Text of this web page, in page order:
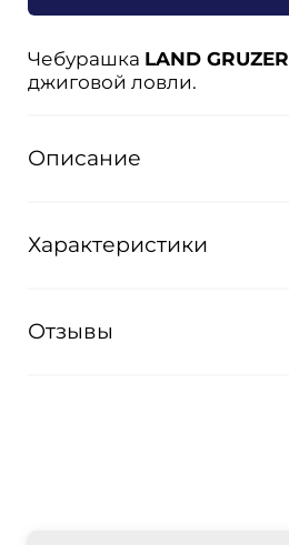
Чебурашка LAND GRUZER
джиговой ловли.
Описание
Характеристики
Отзывы